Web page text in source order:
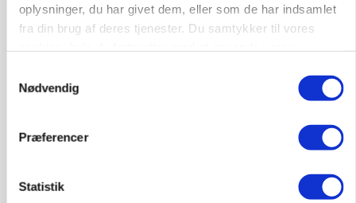
oplysninger, du har givet dem, eller som de har indsamlet
fra din brug af deres tjenester. Du samtykker til vores
Nødvendig
Præferencer
Statistik
PLANTER
Ny sort understreger potentialet: Har høstet den